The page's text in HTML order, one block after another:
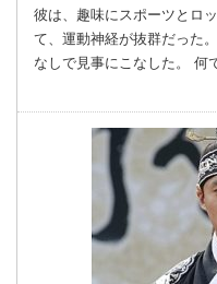
彼は、趣味にスポーツとロ
て、運動神経が抜群だった
なしで見事にこなした。 何